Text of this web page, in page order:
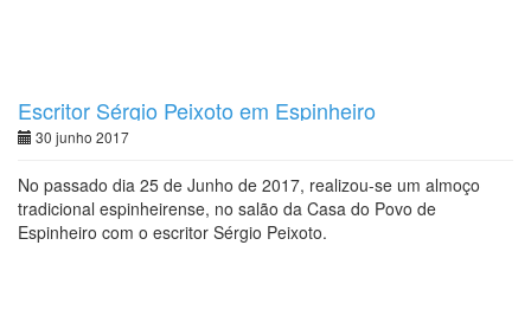
Escritor Sérgio Peixoto em Espinheiro
30 junho 2017
No passado dia 25 de Junho de 2017, realizou-se um almoço
tradicional espinheirense, no salão da Casa do Povo de
Espinheiro com o escritor Sérgio Peixoto.